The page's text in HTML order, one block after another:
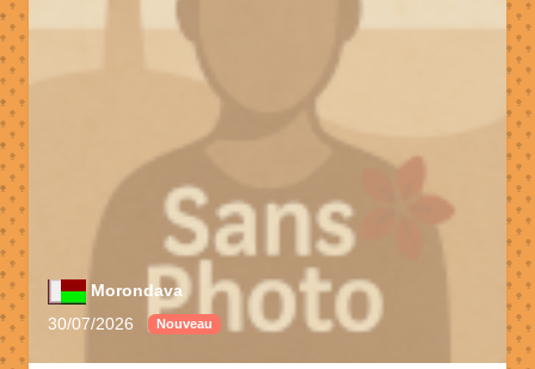
Morondava
30/07/2026
Nouveau